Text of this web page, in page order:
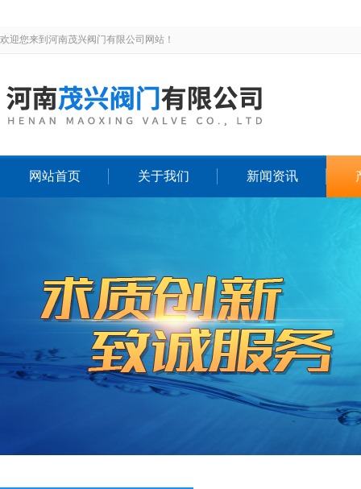
欢迎您来到河南茂兴阀门有限公司网站！
网站首页 关于我们 新闻资讯